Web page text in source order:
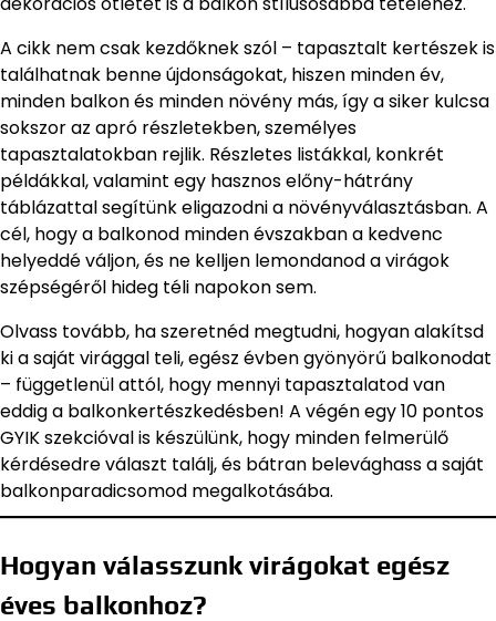
A cikk nem csak kezdőknek szól – tapasztalt kertészek is
találhatnak benne újdonságokat, hiszen minden év,
minden balkon és minden növény más, így a siker kulcsa
sokszor az apró részletekben, személyes
tapasztalatokban rejlik. Részletes listákkal, konkrét
példákkal, valamint egy hasznos előny-hátrány
táblázattal segítünk eligazodni a növényválasztásban. A
cél, hogy a balkonod minden évszakban a kedvenc
helyeddé váljon, és ne kelljen lemondanod a virágok
szépségéről hideg téli napokon sem.
Olvass tovább, ha szeretnéd megtudni, hogyan alakítsd
ki a saját virággal teli, egész évben gyönyörű balkonodat
– függetlenül attól, hogy mennyi tapasztalatod van
eddig a balkonkertészkedésben! A végén egy 10 pontos
GYIK szekcióval is készülünk, hogy minden felmerülő
kérdésedre választ találj, és bátran belevághass a saját
balkonparadicsomod megalkotásába.
Hogyan válasszunk virágokat egész
éves balkonhoz?